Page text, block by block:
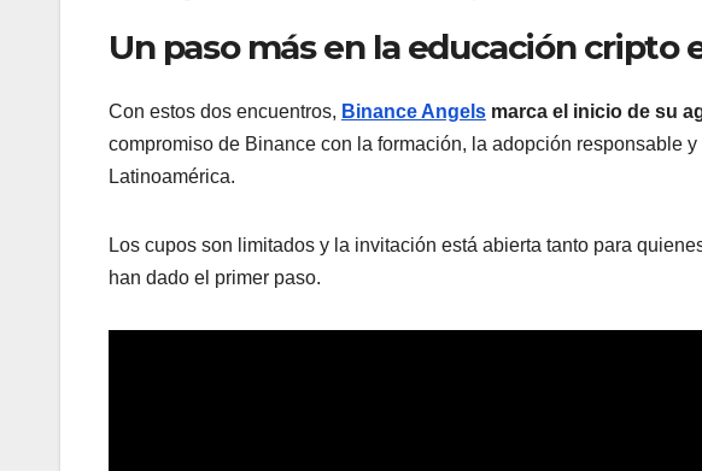
Un paso más en la educación cripto
Con estos dos encuentros, Binance Angels marca el inicio de su
compromiso de Binance con la formación, la adopción responsable
Latinoamérica.
Los cupos son limitados y la invitación está abierta tanto para
han dado el primer paso.